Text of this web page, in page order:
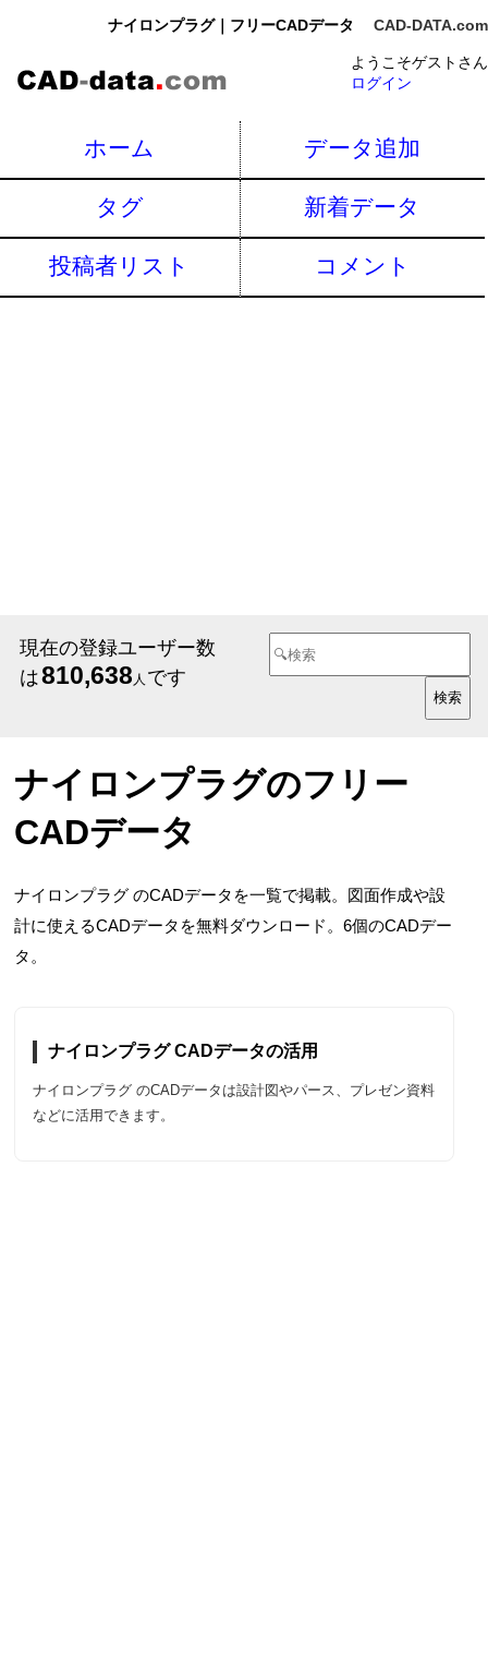
ナイロンプラグ｜フリーCADデータ CAD-DATA.com
ようこそゲストさん
ログイン
ホーム データ追加
タグ 新着データ
投稿者リスト コメント
現在の登録ユーザー数
は810,638 人 です
ナイロンプラグのフリー
CADデータ
ナイロンプラグ のCADデータを一覧で掲載。図面作成や設
計に使えるCADデータを無料ダウンロード。6個のCADデー
タ。
ナイロンプラグ CADデータの活用
ナイロンプラグ のCADデータは設計図やパース、プレゼン資料
などに活用できます。